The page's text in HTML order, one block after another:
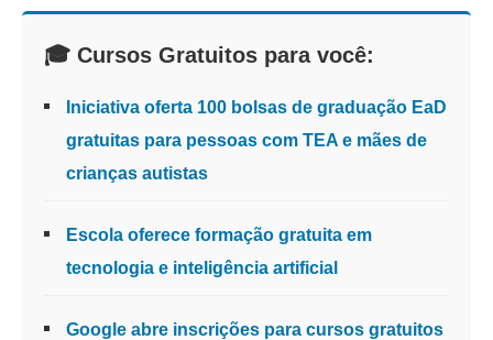
🎓 Cursos Gratuitos para você:
Iniciativa oferta 100 bolsas de graduação EaD
gratuitas para pessoas com TEA e mães de
crianças autistas
Escola oferece formação gratuita em
tecnologia e inteligência artificial
Google abre inscrições para cursos gratuitos